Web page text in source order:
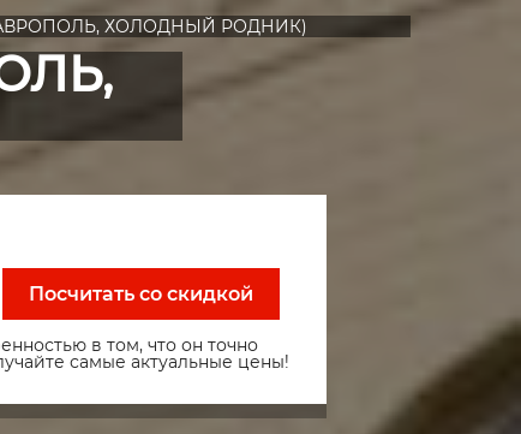
ХОЛОДНЫЙ РОДНИК)
Посчитать со скидкой
в том, что он точно
самые актуальные цены!